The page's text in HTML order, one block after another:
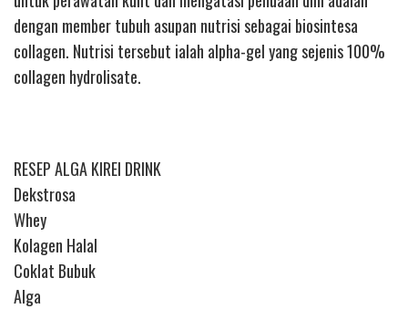
dengan member tubuh asupan nutrisi sebagai biosintesa
collagen. Nutrisi tersebut ialah alpha-gel yang sejenis 100%
collagen hydrolisate.
RESEP ALGA KIREI DRINK
Dekstrosa
Whey
Kolagen Halal
Coklat Bubuk
Alga